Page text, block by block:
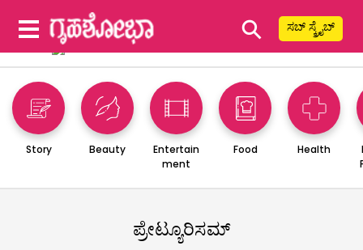
⚲ ಸಬ್ ಸ್ಕ್ರೈಬ್
Story Beauty
Entertain
ment
Food Health
ಪ್ರೇಟ್ಯೂರಿಸಮ್